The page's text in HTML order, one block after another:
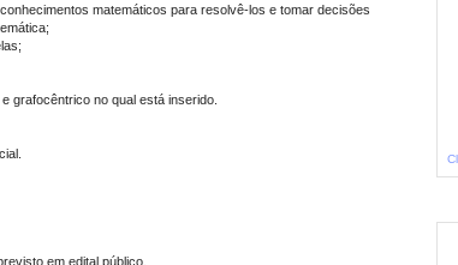
matemáticos para resolvê-los e tomar decisões
grafocêntrico no qual está inserido.
em edital público.